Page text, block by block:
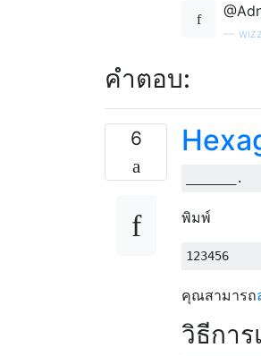
คำตอบ:
6
พิมพ์
คุณสามารถ
วิธีการ